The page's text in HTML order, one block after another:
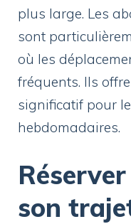
plus large. Les
sont
où les
fréquents. Ils
significatif pour
hebdomadaires.
son